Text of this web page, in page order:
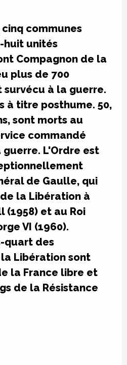
cinq communes
huit unités
Compagnon de la
plus de 700
survécu à la guerre.
à titre posthume. 50,
sont morts au
commandé
L'Ordre est
de Gaulle, qui
la Libération à
(1958) et au Roi
VI (1960).
quart des
Libération sont
la France libre et
de la Résistance